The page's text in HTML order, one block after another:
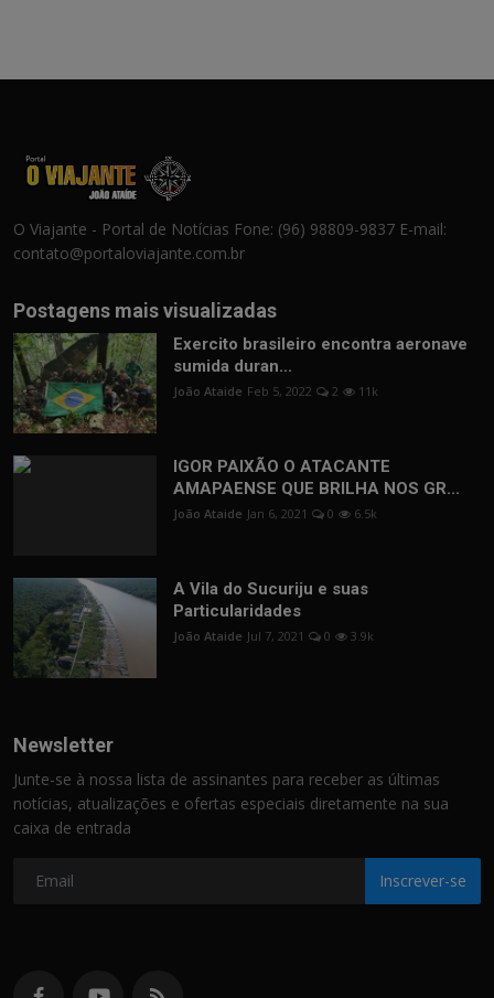
O Viajante - Portal de Notícias Fone: (96) 98809-9837 E-mail:
contato@portaloviajante.com.br
Postagens mais visualizadas
Exercito brasileiro encontra aeronave
sumida duran...
João Ataide Feb 5, 2022 2 11k
IGOR PAIXÃO O ATACANTE
AMAPAENSE QUE BRILHA NOS GR...
João Ataide Jan 6, 2021 0 6.5k
A Vila do Sucuriju e suas
Particularidades
João Ataide Jul 7, 2021 0 3.9k
Newsletter
Junte-se à nossa lista de assinantes para receber as últimas
notícias, atualizações e ofertas especiais diretamente na sua
caixa de entrada
Inscrever-se